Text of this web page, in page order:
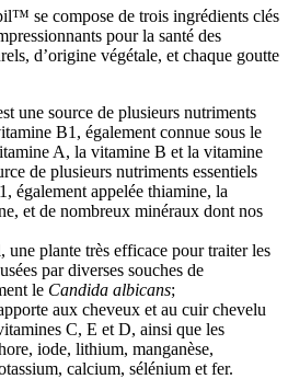
se compose de trois ingrédients clés
pour la santé des
d’origine végétale, et chaque goutte
une source de plusieurs nutriments
B1, également connue sous le
A, la vitamine B et la vitamine
de plusieurs nutriments essentiels
également appelée thiamine, la
et de nombreux minéraux dont nos
plante très efficace pour traiter les
par diverses souches de
le Candida albicans;
aux cheveux et au cuir chevelu
C, E et D, ainsi que les
iode, lithium, manganèse,
calcium, sélénium et fer.